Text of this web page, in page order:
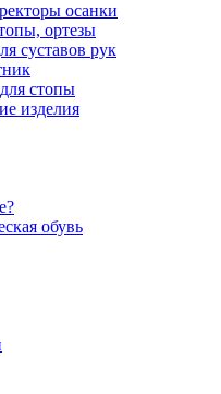
осанки
ортезы
суставов рук
стопы
изделия
обувь